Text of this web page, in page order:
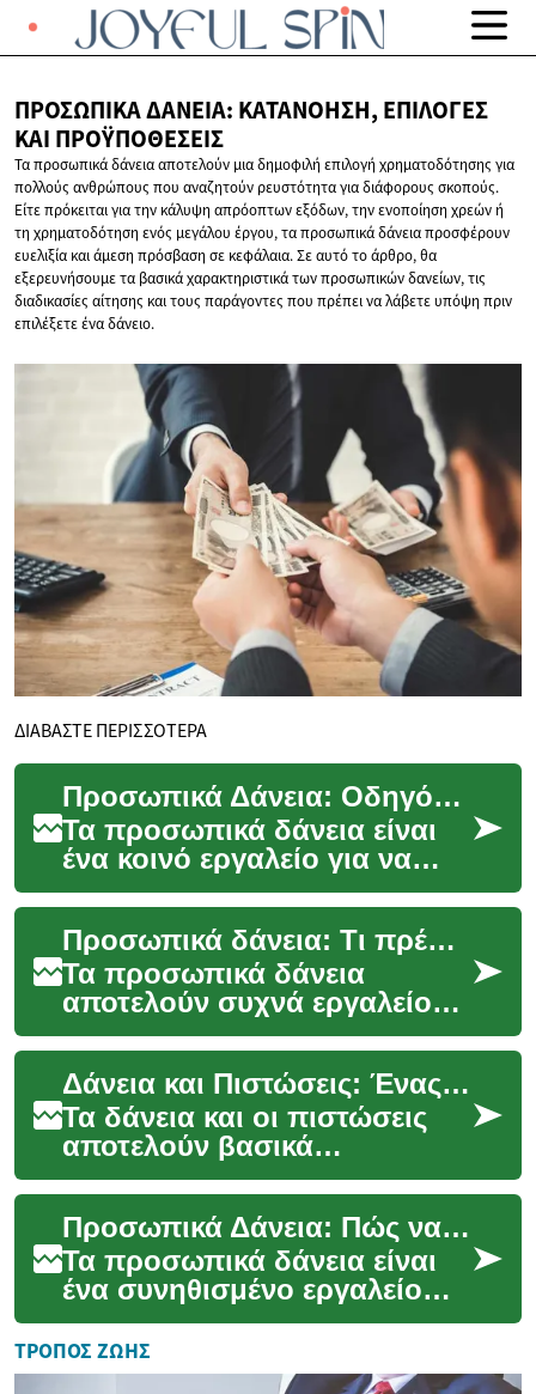
ΠΡΟΣΩΠΙΚΆ ΔΆΝΕΙΑ: ΚΑΤΑΝΌΗΣΗ, ΕΠΙΛΟΓΈΣ
ΚΑΙ ΠΡΟΫΠΟΘΈΣΕΙΣ
Τα προσωπικά δάνεια αποτελούν μια δημοφιλή επιλογή χρηματοδότησης για
πολλούς ανθρώπους που αναζητούν ρευστότητα για διάφορους σκοπούς.
Είτε πρόκειται για την κάλυψη απρόοπτων εξόδων, την ενοποίηση χρεών ή
τη χρηματοδότηση ενός μεγάλου έργου, τα προσωπικά δάνεια προσφέρουν
ευελιξία και άμεση πρόσβαση σε κεφάλαια. Σε αυτό το άρθρο, θα
εξερευνήσουμε τα βασικά χαρακτηριστικά των προσωπικών δανείων, τις
διαδικασίες αίτησης και τους παράγοντες που πρέπει να λάβετε υπόψη πριν
επιλέξετε ένα δάνειο.
ΔΙΑΒΑΣΤΕ ΠΕΡΙΣΣΟΤΕΡΑ
Προσωπικά Δάνεια: Οδηγός για Ασφαλείς Επιλογές
Τα προσωπικά δάνεια είναι
ένα κοινό εργαλείο για να
καλύψετε απρόβλεπτες
ανάγκες ή να
χρηματοδοτήσετε μεγάλα
σχέδια, ...
Προσωπικά δάνεια: Τι πρέπει να ξέρετε πριν κάνετε αίτηση
Τα προσωπικά δάνεια
αποτελούν συχνά εργαλείο
για να καλύψετε έκτακτες
ανάγκες, μεγάλες αγορές ή
αναχρηματοδότηση υφισ... Δάνεια και Πιστώσεις: Ένας Πλήρης Οδηγός για τις Σύγχρονες Χρηματοδοτικές Επιλογές
Τα δάνεια και οι πιστώσεις
αποτελούν βασικά
χρηματοοικονομικά εργαλεία
που επιτρέπουν σε ιδιώτες
και επιχειρήσεις να ...
Προσωπικά Δάνεια: Πώς να Επιλέξετε την Κατάλληλη Λύση
Τα προσωπικά δάνεια είναι
ένα συνηθισμένο εργαλείο
χρηματοδότησης για άτομα
που χρειάζονται πρόσθετο
κεφάλαιο για έκτ...
ΤΡΌΠΟΣ ΖΩΉΣ